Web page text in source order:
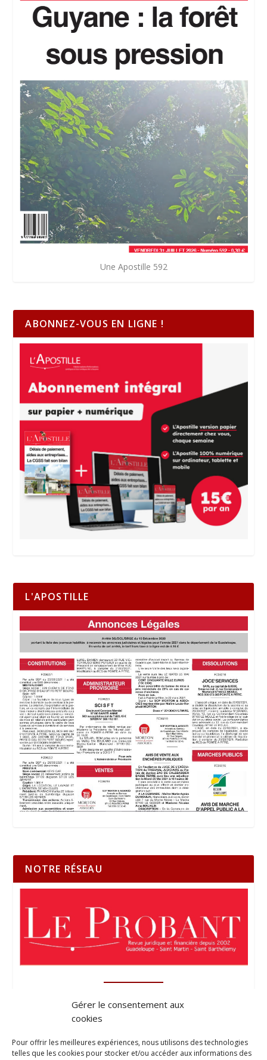
Gérer le consentement aux
cookies
Pour offrir les meilleures expériences, nous utilisons des technologies
telles que les cookies pour stocker et/ou accéder aux informations des
Une Apostille 592
ABONNEZ-VOUS EN LIGNE !
L'APOSTILLE
NOTRE RÉSEAU